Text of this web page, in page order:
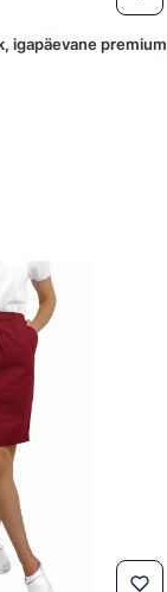
igapäevane premium